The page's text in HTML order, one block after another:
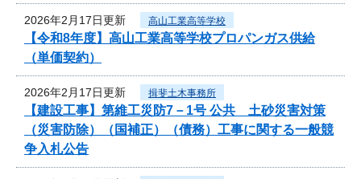
2026年2月17日更新 高山工業高等学校
【令和8年度】高山工業高等学校プロパンガス供給
（単価契約）
2026年2月17日更新 揖斐土木事務所
【建設工事】第維工災防7－1号 公共 土砂災害対策
（災害防除）（国補正）（債務）工事に関する一般競
争入札公告